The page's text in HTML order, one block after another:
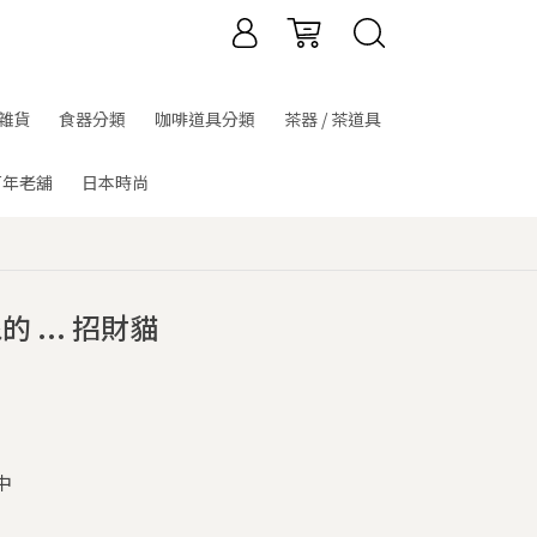
貨 食器分類 咖啡道具分類 茶器 / 茶道具
老舖 日本時尚
... 招財貓